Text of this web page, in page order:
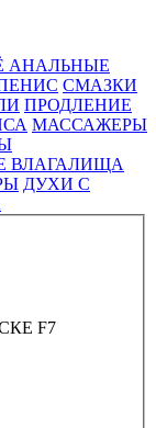
АНАЛЬНЫЕ
СМАЗКИ
ПРОДЛЕНИЕ
МАССАЖЕРЫ
ВЛАГАЛИЩА
ДУХИ С